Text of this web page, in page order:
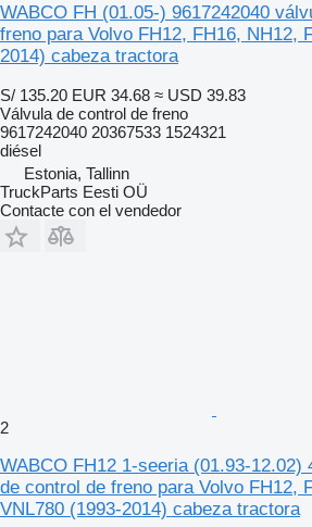
WABCO FH (01.05-) 9617242040
freno para Volvo FH12, FH16, NH12,
2014) cabeza tractora
S/ 135.20 EUR 34.68 ≈ USD 39.83
Válvula de control de freno
9617242040 20367533 1524321
diésel
Estonia, Tallinn
TruckParts Eesti OÜ
Contacte con el vendedor
2
WABCO FH12 1-seeria (01.93-12.02)
de control de freno para Volvo FH12,
VNL780 (1993-2014) cabeza tractora